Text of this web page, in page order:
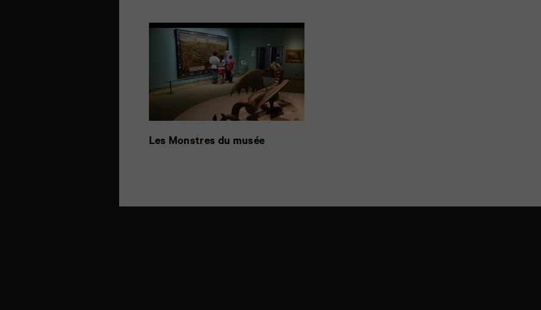
Les Monstres du musée